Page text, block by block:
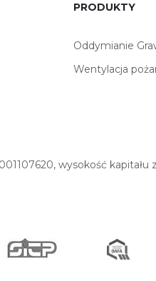
PRODUKTY
Oddymianie
Wentylacja
wysokość kapitału